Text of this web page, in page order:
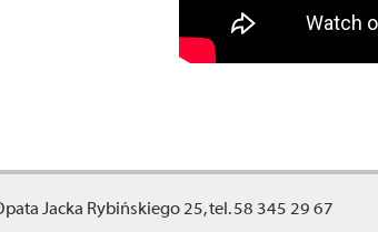
Jacka Rybińskiego 25, tel. 58 345 29 67